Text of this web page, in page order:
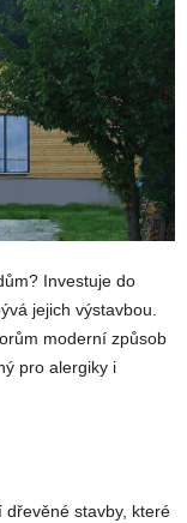
Investuje do
jejich výstavbou.
moderní způsob
pro alergiky i
stavby, které